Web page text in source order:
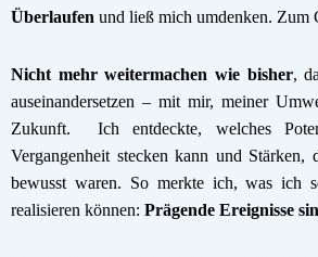
Überlaufen und ließ mich umdenken. Zum
Nicht mehr weitermachen wie bisher,
auseinandersetzen – mit mir, meiner
Zukunft. Ich entdeckte, welches
Vergangenheit stecken kann und
bewusst waren. So merkte ich, was ich
realisieren können: Prägende Ereignisse